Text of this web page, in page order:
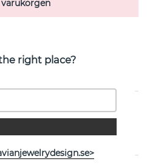
en ring i 18k vitguld från
right place?